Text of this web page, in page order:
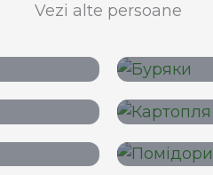
Vezi alte persoane